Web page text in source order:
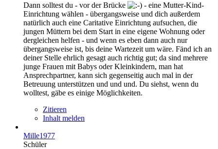
Dann solltest du - vor der Brücke
- eine Mutter-Kind-
Einrichtung wählen - übergangsweise und dich außerdem
natürlich auch eine Caritative Einrichtung aufsuchen, die
jungen Müttern bei dem Start in eine eigene Wohnung oder
dergleichen helfen - und wenn es eben dann auch nur
übergangsweise ist, bis deine Wartezeit um wäre. Fänd ich an
deiner Stelle ehrlich gesagt auch richtig gut; da sind mehrere
junge Frauen mit Babys oder Kleinkindern, man hat
Ansprechpartner, kann sich gegenseitig auch mal in der
Betreuung unterstützen und und und. Du siehst, wenn du
wolltest, gäbe es einige Möglichkeiten.
Zitieren
Inhalt melden
Mille1977
Schüler